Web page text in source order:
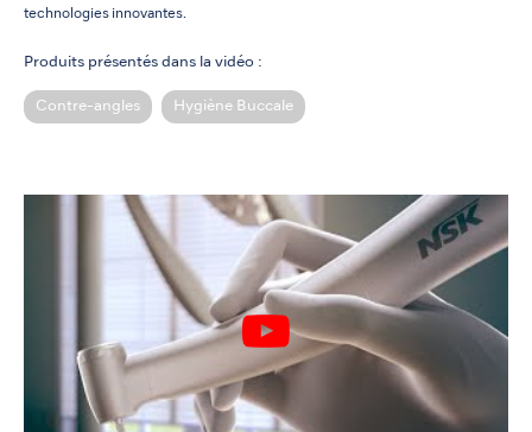
technologies innovantes.
Produits présentés dans la vidéo :
Contre-angles Hygiène Buccale